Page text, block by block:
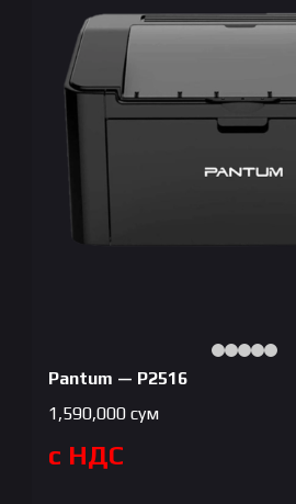
Pantum — P2516
1,590,000 сум
с НДС